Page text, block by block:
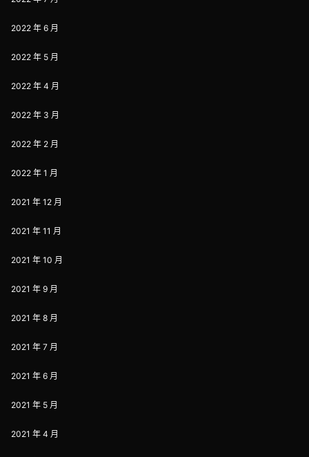
2022 年 6 月
2022 年 5 月
2022 年 4 月
2022 年 3 月
2022 年 2 月
2022 年 1 月
2021 年 12 月
2021 年 11 月
2021 年 10 月
2021 年 9 月
2021 年 8 月
2021 年 7 月
2021 年 6 月
2021 年 5 月
2021 年 4 月